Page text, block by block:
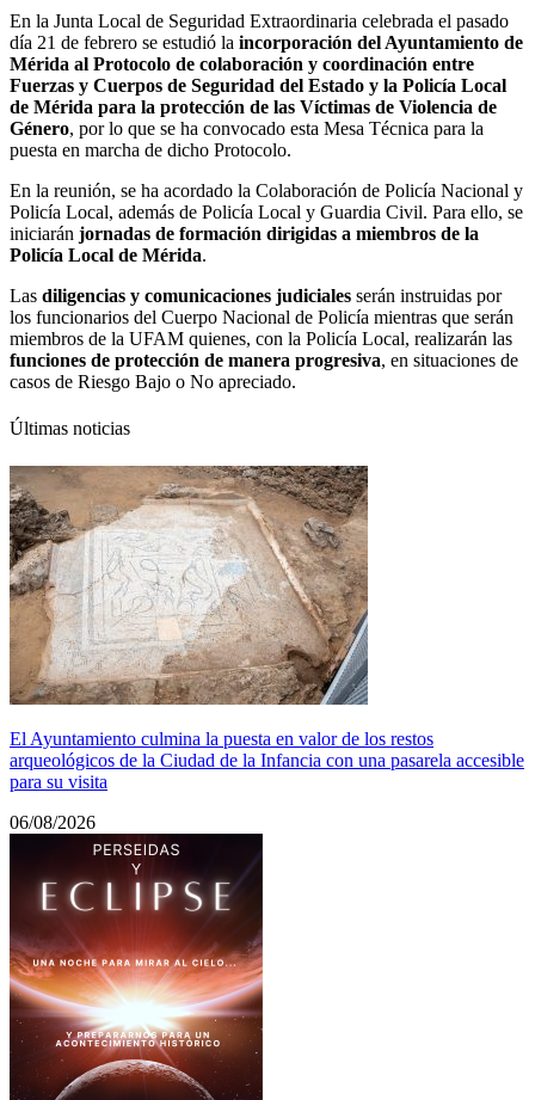
En la Junta Local de Seguridad Extraordinaria celebrada el pasado
día 21 de febrero se estudió la incorporación del Ayuntamiento de
Mérida al Protocolo de colaboración y coordinación entre
Fuerzas y Cuerpos de Seguridad del Estado y la Policía Local
de Mérida para la protección de las Víctimas de Violencia de
Género, por lo que se ha convocado esta Mesa Técnica para la
puesta en marcha de dicho Protocolo.
En la reunión, se ha acordado la Colaboración de Policía Nacional y
Policía Local, además de Policía Local y Guardia Civil. Para ello, se
iniciarán jornadas de formación dirigidas a miembros de la
Policía Local de Mérida.
Las diligencias y comunicaciones judiciales serán instruidas por
los funcionarios del Cuerpo Nacional de Policía mientras que serán
miembros de la UFAM quienes, con la Policía Local, realizarán las
funciones de protección de manera progresiva, en situaciones de
casos de Riesgo Bajo o No apreciado.
Últimas noticias
El Ayuntamiento culmina la puesta en valor de los restos
arqueológicos de la Ciudad de la Infancia con una pasarela accesible
para su visita
06/08/2026